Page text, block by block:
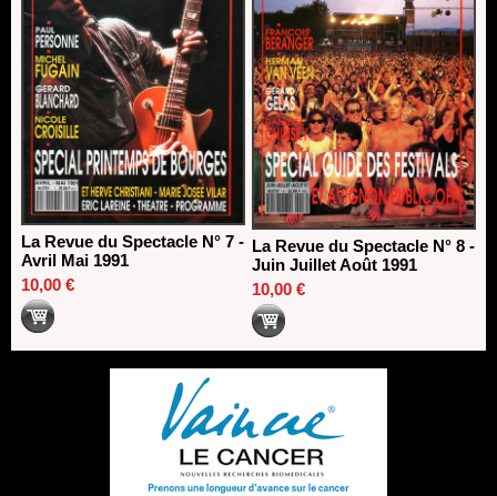
La Revue du Spectacle N° 7 -
Avril Mai 1991
10,00 €
La Revue du Spectacle N° 8 -
Juin Juillet Août 1991
10,00 €